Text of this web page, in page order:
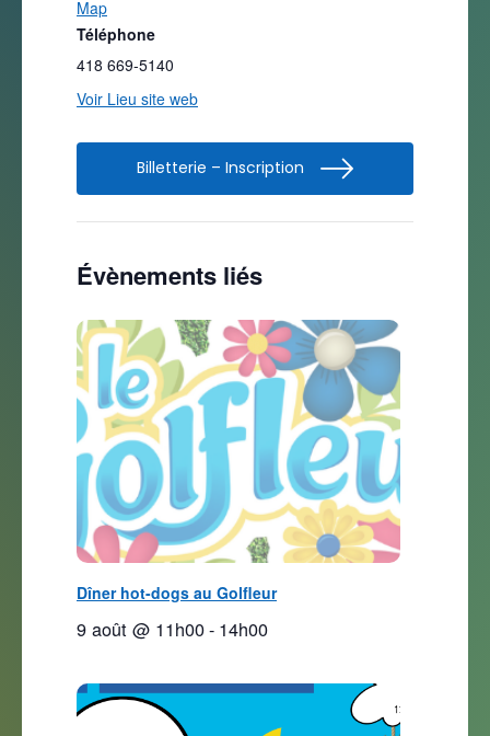
Map
Téléphone
418 669-5140
Voir Lieu site web
Billetterie – Inscription
Évènements liés
Dîner hot-dogs au Golfleur
9 août @ 11h00- 14h00